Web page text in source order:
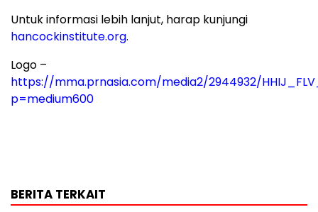
Untuk informasi lebih lanjut, harap kunjungi
hancockinstitute.org.
Logo –
https://mma.prnasia.com/media2/2944932/
p=medium600
BERITA TERKAIT